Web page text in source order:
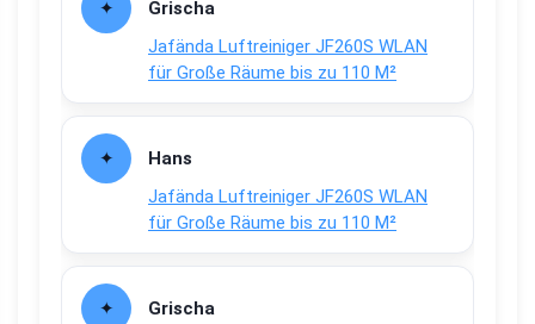
Grischa
Jafända Luftreiniger JF260S WLAN
für Große Räume bis zu 110 M²
Hans
Jafända Luftreiniger JF260S WLAN
für Große Räume bis zu 110 M²
Grischa